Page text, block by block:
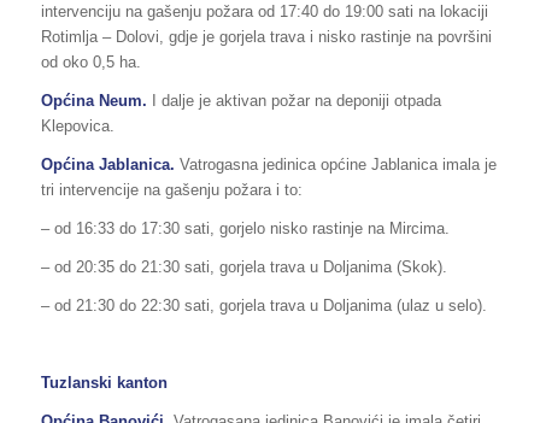
intervenciju na gašenju požara od 17:40 do 19:00 sati na lokaciji
Rotimlja – Dolovi, gdje je gorjela trava i nisko rastinje na površini
od oko 0,5 ha.
Općina Neum. I dalje je aktivan požar na deponiji otpada
Klepovica.
Općina Jablanica. Vatrogasna jedinica općine Jablanica imala je
tri intervencije na gašenju požara i to:
– od 16:33 do 17:30 sati, gorjelo nisko rastinje na Mircima.
– od 20:35 do 21:30 sati, gorjela trava u Doljanima (Skok).
– od 21:30 do 22:30 sati, gorjela trava u Doljanima (ulaz u selo).
Tuzlanski kanton